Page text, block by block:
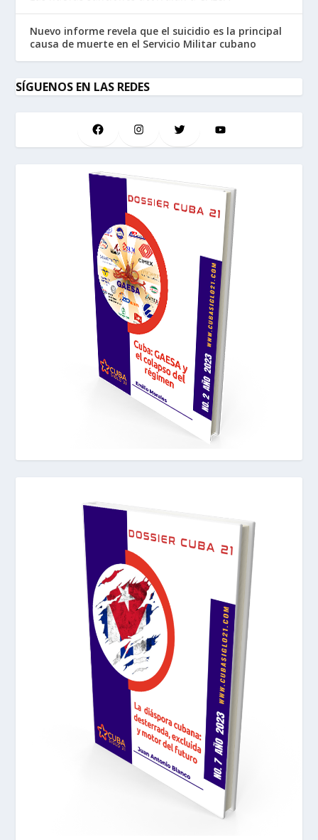
Nuevo informe revela que el suicidio es la principal
causa de muerte en el Servicio Militar cubano
SÍGUENOS EN LAS REDES